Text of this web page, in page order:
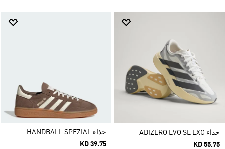
حذاء ADIZERO EVO SL EXO
KD 55.75
حذاء HANDBALL SPEZIAL
KD 39.75